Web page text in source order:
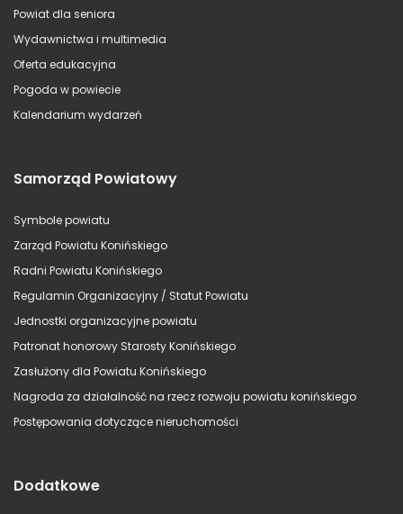
Powiat dla seniora
Wydawnictwa i multimedia
Oferta edukacyjna
Pogoda w powiecie
Kalendarium wydarzeń
Samorząd Powiatowy
Symbole powiatu
Zarząd Powiatu Konińskiego
Radni Powiatu Konińskiego
Regulamin Organizacyjny / Statut Powiatu
Jednostki organizacyjne powiatu
Patronat honorowy Starosty Konińskiego
Zasłużony dla Powiatu Konińskiego
Nagroda za działalność na rzecz rozwoju powiatu konińskiego
Postępowania dotyczące nieruchomości
Dodatkowe